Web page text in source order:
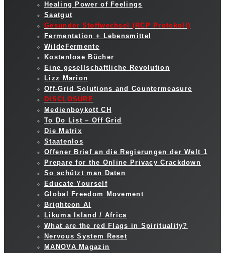
Healing Power of Feelings
Saatgut
Gesunder Stoffwechsel (RCP Protokoll)
Fermentation + Lebensmittel
WildeFermente
Kostenlose Bücher
Eine gesellschaftliche Revolution
Lizz Marion
Off-Grid Solutions and Countermeasure
DISCLOSURE
Medienboykott CH
To Do List – Off Grid
Die Matrix
Staatenlos
Offener Brief an die Regierungen der Welt 1
Prepare for the Online Privacy Crackdown
So schützt man Daten
Educate Yourself
Global Freedom Movement
Brighteon AI
Likuma Island / Africa
What are the red Flags in Spirituality?
Nervous System Reset
MANOVA Magazin